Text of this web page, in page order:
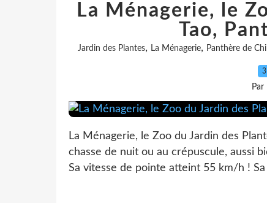
La Ménagerie, le
Tao,
Jardin des Plantes, La Ménagerie, Panthère de
Par
La Ménagerie, le Zoo du Jardin des
chasse de nuit ou au crépuscule, aussi
Sa vitesse de pointe atteint 55 km/h !